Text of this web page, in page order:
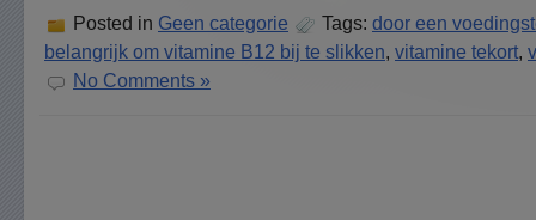
Posted in Geen categorie Tags: door een
belangrijk om vitamine B12 bij te slikken, vitamine tekort,
No Comments »